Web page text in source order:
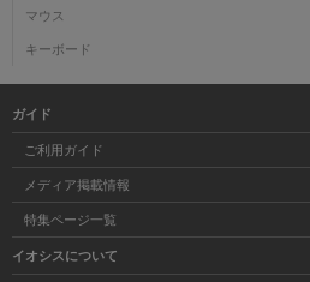
マウス
キーボード
ガイド
ご利用ガイド
メディア掲載情報
特集ページ一覧
イオシスについて